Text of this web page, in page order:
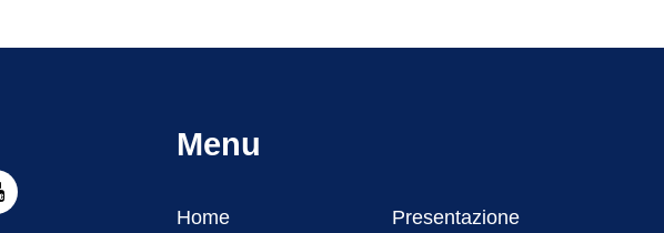
Menu
Home Presentazione